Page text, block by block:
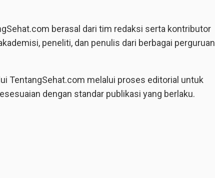
berasal dari tim redaksi serta kontributor
peneliti, dan penulis dari berbagai perguruan
TentangSehat.com melalui proses editorial untuk
dengan standar publikasi yang berlaku.